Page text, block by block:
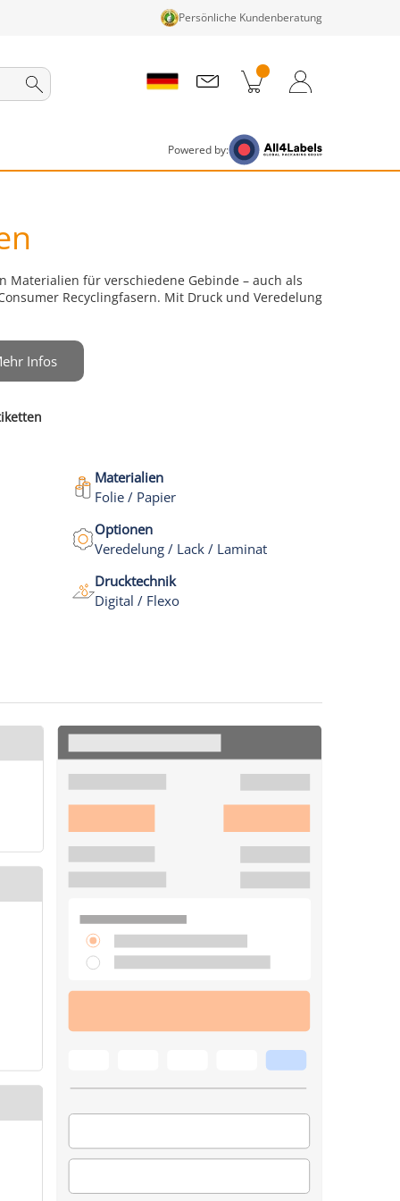
Persönliche Kundenberatung
Powered by:
Materialien für verschiedene Gebinde – auch als
Recyclingfasern. Mit Druck und Veredelung
Infos
Materialien
Folie / Papier
Optionen
Veredelung / Lack / Laminat
Drucktechnik
Digital / Flexo